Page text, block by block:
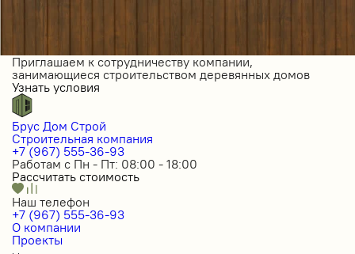
Приглашаем к сотрудничеству компании,
занимающиеся строительством деревянных домов
Узнать условия
Брус Дом Строй
Строительная компания
+7 (967) 555-36-93
Работам с Пн - Пт: 08:00 - 18:00
Рассчитать стоимость
Наш телефон
+7 (967) 555-36-93
О компании
Проекты